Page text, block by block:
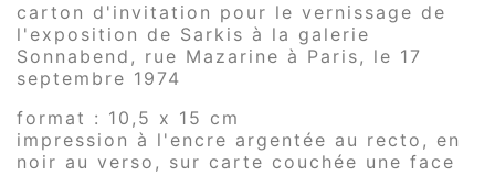
carton d'invitation pour le vernissage de
l'exposition de Sarkis à la galerie
Sonnabend, rue Mazarine à Paris, le 17
septembre 1974
format : 10,5 x 15 cm
impression à l'encre argentée au recto, en
noir au verso, sur carte couchée une face